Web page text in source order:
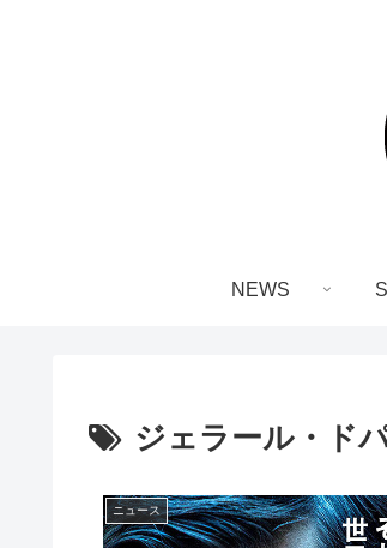
NEWS
ジェラール・ド
ニュース